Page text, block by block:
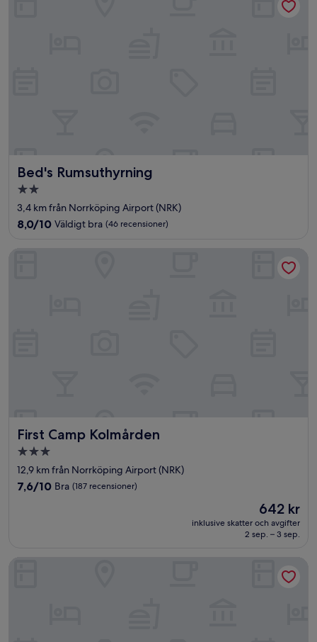
Bed's Rumsuthyrning
Bed's Rumsuthyrning
2.0-
stjärnigt
boende
3,4 km från Norrköping Airport (NRK)
8.0
10,
8,0/10 Väldigt bra (46 recensioner)
First Camp Kolmården
First Camp Kolmården
3.0-
stjärnigt
boende
12,9 km från Norrköping Airport (NRK)
7.6
7,6/10 Bra (187 recensioner)
Priset
är
642 kr
642 kr
inklusive skatter och avgifter
2 sep. – 3 sep.
Söderköpings Brunn